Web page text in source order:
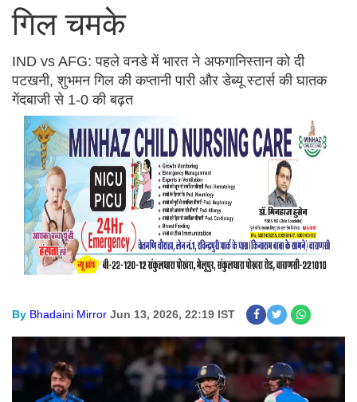
गिल चमके
IND vs AFG: पहले वनडे में भारत ने अफगानिस्तान को दी
पटखनी, शुभमन गिल की कप्तानी पारी और डेब्यू स्टार्स की घातक
गेंदबाजी से 1-0 की बढ़त
By Bhadaini Mirror Jun 13, 2026, 22:19 IST